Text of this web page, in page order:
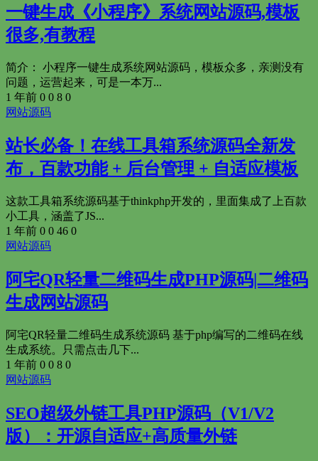
一键生成《小程序》系统网站源码,模板
很多,有教程
简介： 小程序一键生成系统网站源码，模板众多，亲测没有
问题，运营起来，可是一本万...
1 年前 0 0 8 0
网站源码
站长必备！在线工具箱系统源码全新发
布，百款功能 + 后台管理 + 自适应模板
这款工具箱系统源码基于thinkphp开发的，里面集成了上百款
小工具，涵盖了JS...
1 年前 0 0 46 0
网站源码
阿宅QR轻量二维码生成PHP源码|二维码
生成网站源码
阿宅QR轻量二维码生成系统源码 基于php编写的二维码在线
生成系统。只需点击几下...
1 年前 0 0 8 0
网站源码
SEO超级外链工具PHP源码（V1/V2
版）：开源自适应+高质量外链